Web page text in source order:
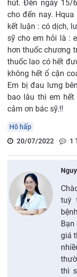
hút. Đến ngày 15/
cho đến nay.
kết luận : có dịch,
sỹ cho em hỏi là :
hơn thuốc chương
thuốc lao có hết
không hết ổ cặn
Em bị đau lưng
bao lâu thì em hết
cảm ơn bác sỹ.!!
Hô hấp
20/07/2022
1
tuỳ
giá
thì